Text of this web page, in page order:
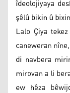
îdeolojiyaya
şêlû bikin û
Lalo Çiya
caneweran
di navbera
mirovan a li
ew hêza